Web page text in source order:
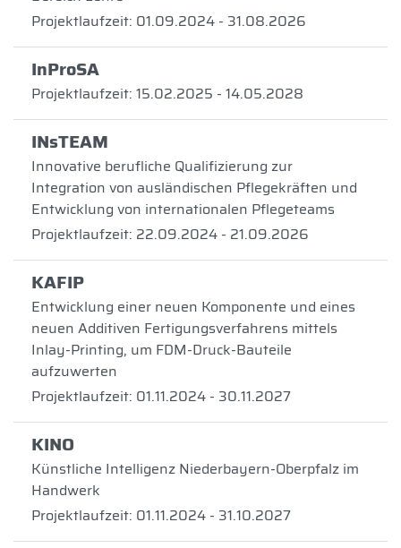
Projektlaufzeit: 01.09.2024 - 31.08.2026
InProSA
Projektlaufzeit: 15.02.2025 - 14.05.2028
INsTEAM
Innovative berufliche Qualifizierung zur
Integration von ausländischen Pflegekräften und
Entwicklung von internationalen Pflegeteams
Projektlaufzeit: 22.09.2024 - 21.09.2026
KAFIP
Entwicklung einer neuen Komponente und eines
neuen Additiven Fertigungsverfahrens mittels
Inlay-Printing, um FDM-Druck-Bauteile
aufzuwerten
Projektlaufzeit: 01.11.2024 - 30.11.2027
KINO
Künstliche Intelligenz Niederbayern-Oberpfalz im
Handwerk
Projektlaufzeit: 01.11.2024 - 31.10.2027